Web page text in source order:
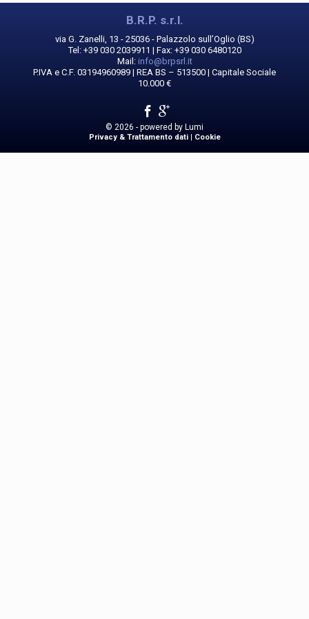
B.R.P. s.r.l.
via G. Zanelli, 13 - 25036 - Palazzolo sull’Oglio (BS)
Tel: +39 030 2039911 | Fax: +39 030 6480120
Mail: info@brpsrl.it
P.IVA e C.F. 03194960989 | REA BS – 513500 | Capitale Sociale
10.000 €
© 2026 - powered by Lumi
Privacy & Trattamento dati| Cookie